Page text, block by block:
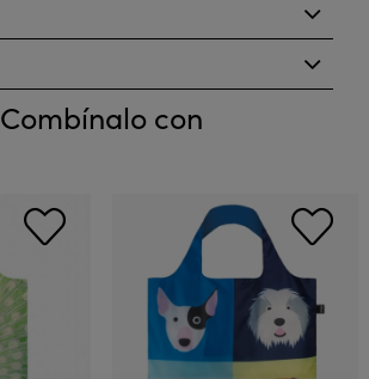
Combínalo con